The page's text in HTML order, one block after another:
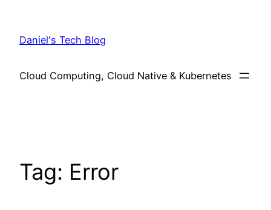
content
Daniel's Tech Blog
Cloud Computing, Cloud Native & Kubernetes
Tag: Error